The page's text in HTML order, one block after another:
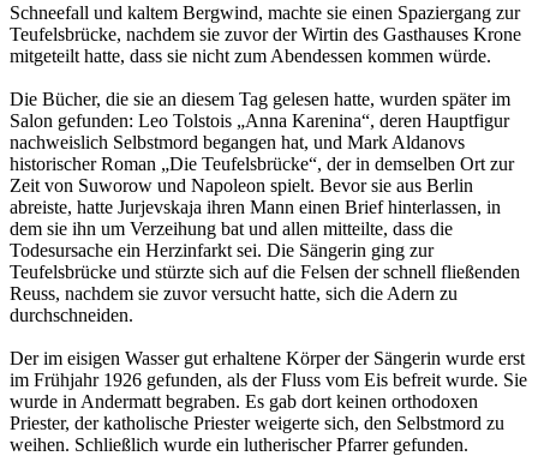
Schneefall und kaltem Bergwind, machte sie einen Spaziergang zur
Teufelsbrücke, nachdem sie zuvor der Wirtin des Gasthauses Krone
mitgeteilt hatte, dass sie nicht zum Abendessen kommen würde.
Die Bücher, die sie an diesem Tag gelesen hatte, wurden später im
Salon gefunden: Leo Tolstois „Anna Karenina“, deren Hauptfigur
nachweislich Selbstmord begangen hat, und Mark Aldanovs
historischer Roman „Die Teufelsbrücke“, der in demselben Ort zur
Zeit von Suworow und Napoleon spielt. Bevor sie aus Berlin
abreiste, hatte Jurjevskaja ihren Mann einen Brief hinterlassen, in
dem sie ihn um Verzeihung bat und allen mitteilte, dass die
Todesursache ein Herzinfarkt sei. Die Sängerin ging zur
Teufelsbrücke und stürzte sich auf die Felsen der schnell fließenden
Reuss, nachdem sie zuvor versucht hatte, sich die Adern zu
durchschneiden.
Der im eisigen Wasser gut erhaltene Körper der Sängerin wurde erst
im Frühjahr 1926 gefunden, als der Fluss vom Eis befreit wurde. Sie
wurde in Andermatt begraben. Es gab dort keinen orthodoxen
Priester, der katholische Priester weigerte sich, den Selbstmord zu
weihen. Schließlich wurde ein lutherischer Pfarrer gefunden.